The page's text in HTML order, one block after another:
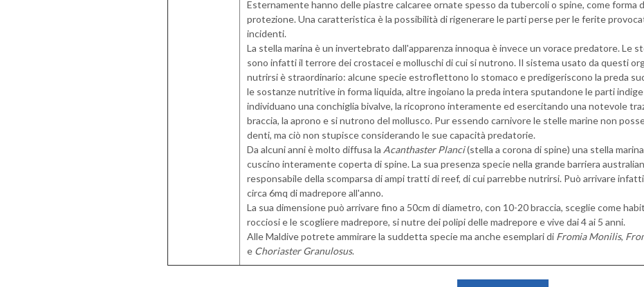
Esternamente hanno delle piastre calcaree ornate spesso da tubercoli o spine, come forma
protezione. Una caratteristica è la possibilità di rigenerare le parti perse per le ferite
incidenti.
La stella marina è un invertebrato dall'apparenza innoqua è invece un vorace predatore. Le
sono infatti il terrore dei crostacei e molluschi di cui si nutrono. Il sistema usato da questi
nutrirsi è straordinario: alcune specie estroflettono lo stomaco e predigeriscono la preda
le sostanze nutritive in forma liquida, altre ingoiano la preda intera sputandone le parti
individuano una conchiglia bivalve, la ricoprono interamente ed esercitando una notevole
braccia, la aprono e si nutrono del mollusco. Pur essendo carnivore le stelle marine non
denti, ma ciò non stupisce considerando le sue capacità predatorie.
Da alcuni anni è molto diffusa la Acanthaster Planci(stella a corona di spine) una stella
cuscino interamente coperta di spine. La sua presenza specie nella grande barriera
responsabile della scomparsa di ampi tratti di reef, di cui parrebbe nutrirsi. Può arrivare
circa 6mq di madrepore all'anno.
La sua dimensione può arrivare fino a 50cm di diametro, con 10-20 braccia, sceglie come
rocciosi e le scogliere madrepore, si nutre dei polipi delle madrepore e vive dai 4 ai 5 anni.
Alle Maldive potrete ammirare la suddetta specie ma anche esemplari di Fromia Monilis,
e Choriaster Granulosus.